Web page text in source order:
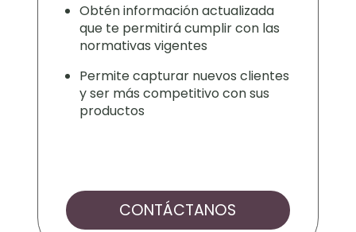
Obtén información actualizada
que te permitirá cumplir con las
normativas vigentes
Permite capturar nuevos clientes
y ser más competitivo con sus
productos
CONTÁCTANOS